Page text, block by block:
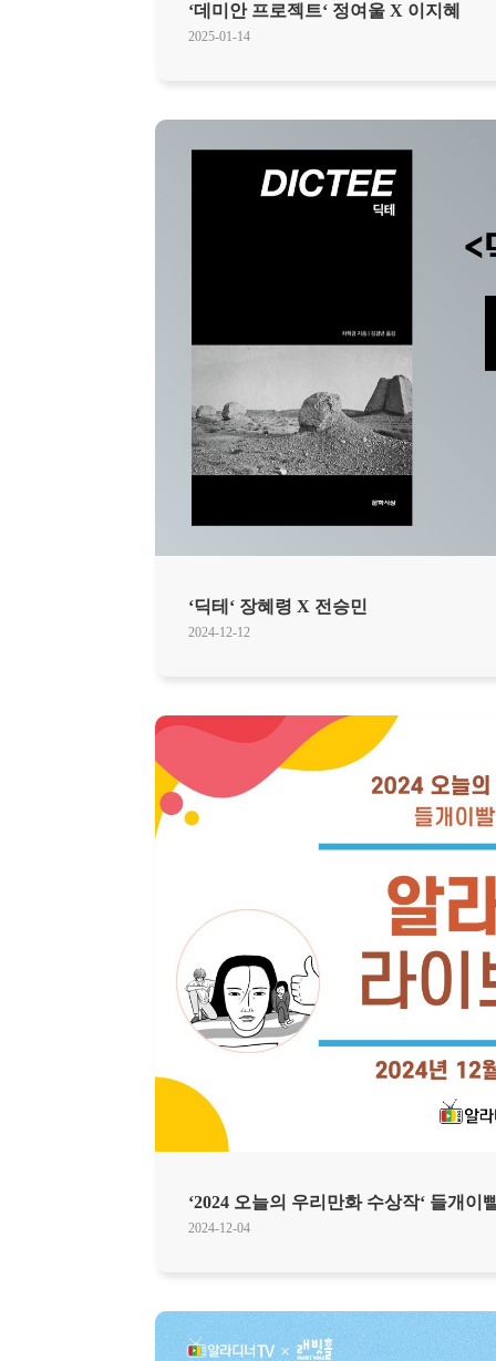
‘데미안 프로젝트‘ 정여울 X 이지혜
2025-01-14
‘딕테‘ 장혜령 X 전승민
2024-12-12
‘2024 오늘의 우리만화 수상작‘ 들개이
2024-12-04